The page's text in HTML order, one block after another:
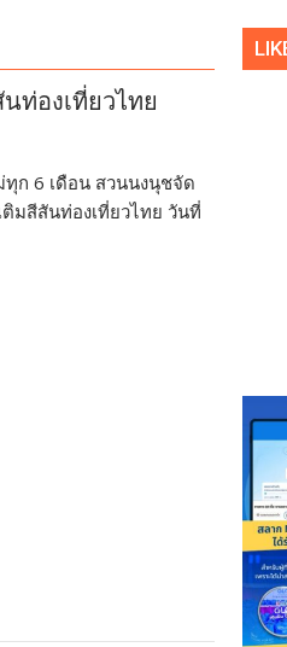
ท่องเที่ยวไทย
ก 6 เดือน สวนนงนุชจัด
มสีสันท่องเที่ยวไทย วันที่